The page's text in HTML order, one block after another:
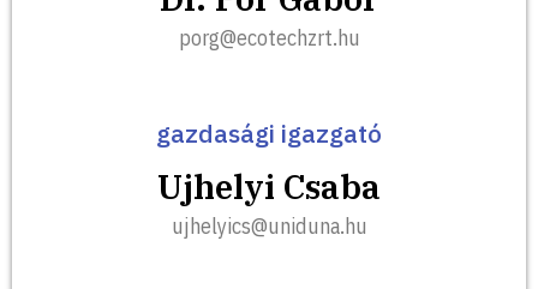
porg@ecotechzrt.hu
gazdasági igazgató
Ujhelyi Csaba
ujhelyics@uniduna.hu